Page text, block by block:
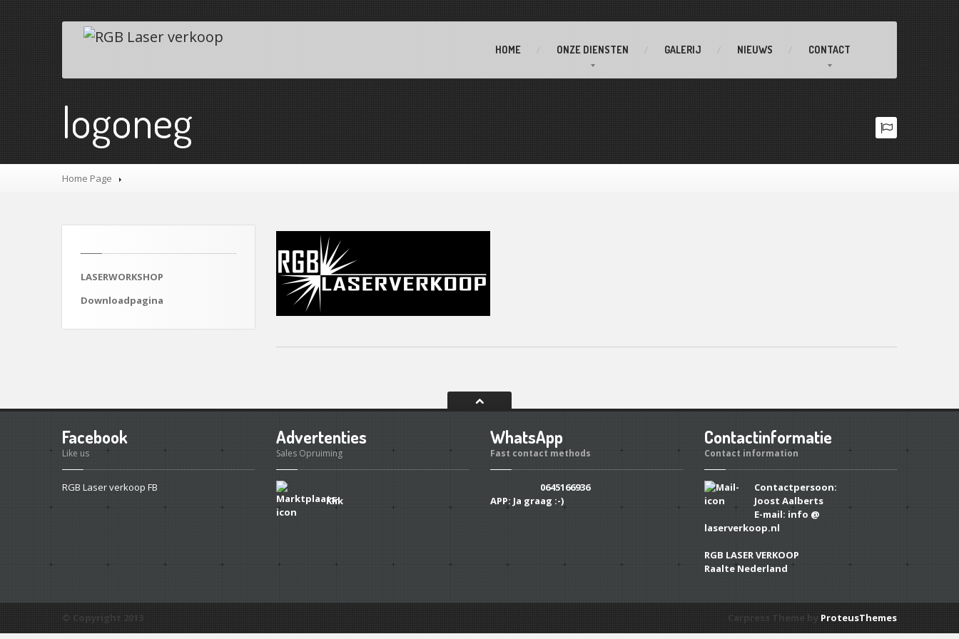
HOME ONZE DIENSTEN GALERIJ NIEUWS CONTACT
logoneg
Home Page
LASERWORKSHOP
Downloadpagina
Facebook
Like us
RGB Laser verkoop FB
Advertenties
Sales Opruiming
Klik
WhatsApp
Fast contact methods
0645166936
APP: Ja graag :-)
Contactinformatie
Contact information
Contactpersoon:
Joost Aalberts
E-mail: info @
laserverkoop.nl
RGB LASER VERKOOP
Raalte Nederland
ProteusThemes